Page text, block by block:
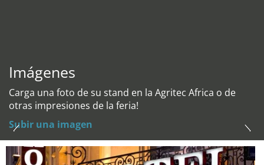
Imágenes
Carga una foto de su stand en la Agritec Africa o de
otras impresiones de la feria!
Subir una imagen